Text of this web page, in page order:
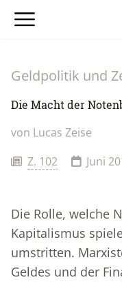
Geldpolitik und
Die Macht der
von Lucas Zeise
Z. 102
Juni
Die Rolle, welche
Kapitalismus
umstritten.
Geldes und der